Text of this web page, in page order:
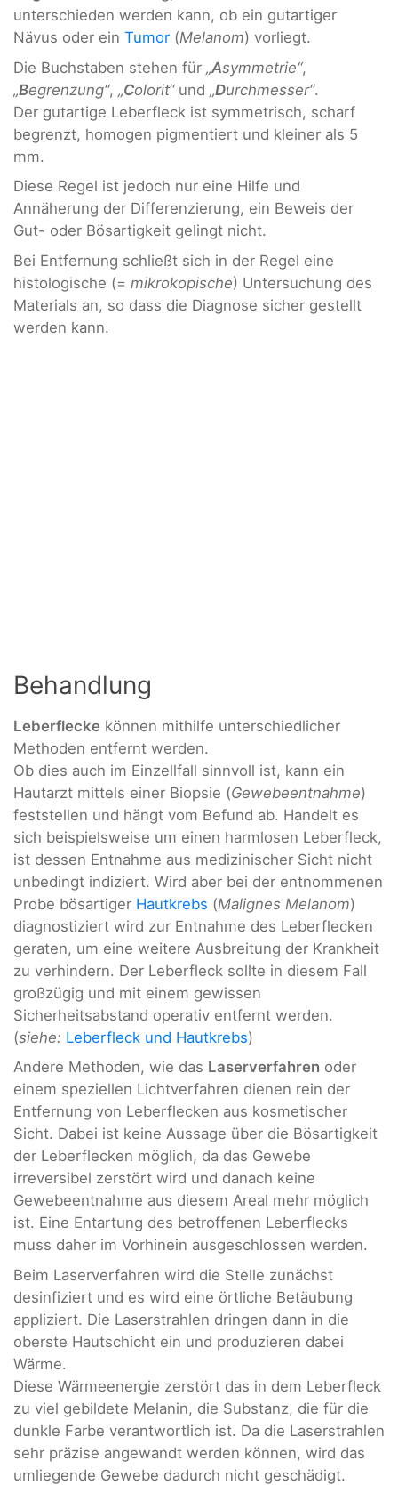
unterschieden werden kann, ob ein gutartiger
Nävus oder ein Tumor (Melanom) vorliegt.
Die Buchstaben stehen für „Asymmetrie“,
„Begrenzung“, „Colorit“und „Durchmesser“.
Der gutartige Leberfleck ist symmetrisch, scharf
begrenzt, homogen pigmentiert und kleiner als 5
mm.
Diese Regel ist jedoch nur eine Hilfe und
Annäherung der Differenzierung, ein Beweis der
Gut- oder Bösartigkeit gelingt nicht.
Bei Entfernung schließt sich in der Regel eine
histologische (= mikrokopische) Untersuchung des
Materials an, so dass die Diagnose sicher gestellt
werden kann.
Behandlung
Leberflecke können mithilfe unterschiedlicher
Methoden entfernt werden.
Ob dies auch im Einzellfall sinnvoll ist, kann ein
Hautarzt mittels einer Biopsie (Gewebeentnahme)
feststellen und hängt vom Befund ab. Handelt es
sich beispielsweise um einen harmlosen Leberfleck,
ist dessen Entnahme aus medizinischer Sicht nicht
unbedingt indiziert. Wird aber bei der entnommenen
Probe bösartiger Hautkrebs (Malignes Melanom)
diagnostiziert wird zur Entnahme des Leberflecken
geraten, um eine weitere Ausbreitung der Krankheit
zu verhindern. Der Leberfleck sollte in diesem Fall
großzügig und mit einem gewissen
Sicherheitsabstand operativ entfernt werden.
(siehe: Leberfleck und Hautkrebs)
Andere Methoden, wie das Laserverfahren oder
einem speziellen Lichtverfahren dienen rein der
Entfernung von Leberflecken aus kosmetischer
Sicht. Dabei ist keine Aussage über die Bösartigkeit
der Leberflecken möglich, da das Gewebe
irreversibel zerstört wird und danach keine
Gewebeentnahme aus diesem Areal mehr möglich
ist. Eine Entartung des betroffenen Leberflecks
muss daher im Vorhinein ausgeschlossen werden.
Beim Laserverfahren wird die Stelle zunächst
desinfiziert und es wird eine örtliche Betäubung
appliziert. Die Laserstrahlen dringen dann in die
oberste Hautschicht ein und produzieren dabei
Wärme.
Diese Wärmeenergie zerstört das in dem Leberfleck
zu viel gebildete Melanin, die Substanz, die für die
dunkle Farbe verantwortlich ist. Da die Laserstrahlen
sehr präzise angewandt werden können, wird das
umliegende Gewebe dadurch nicht geschädigt.